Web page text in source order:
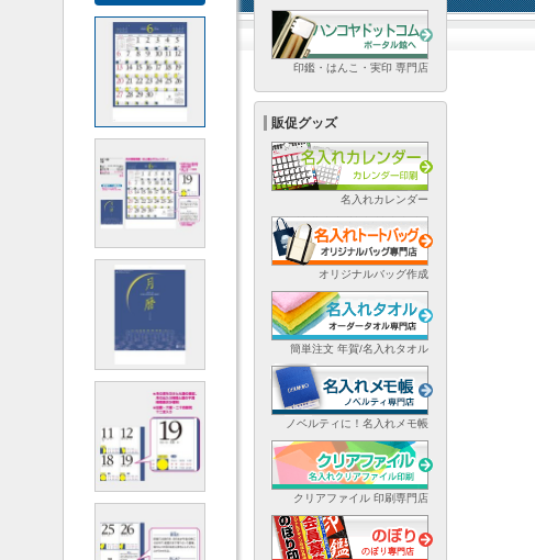
印鑑・はんこ・実印 専門店
販促グッズ
名入れカレンダー
オリジナルバッグ作成
簡単注文 年賀/名入れタオル
ノベルティに！名入れメモ帳
クリアファイル 印刷専門店